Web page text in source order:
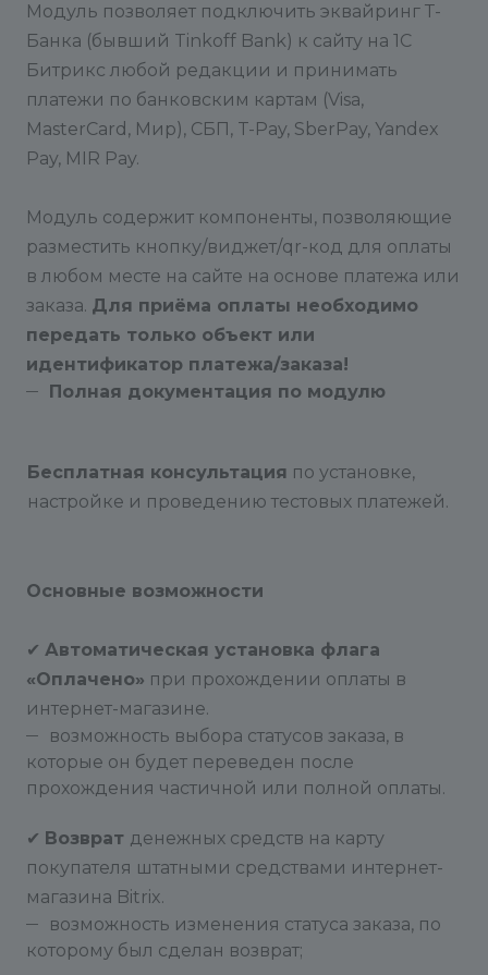
Модуль позволяет подключить эквайринг Т-
Банка (бывший Tinkoff Bank) к сайту на 1С
Битрикс любой редакции и принимать
платежи по банковским картам (Visa,
MasterCard, Мир), СБП, T-Pay, SberPay, Yandex
Pay, MIR Pay.
Модуль содержит компоненты, позволяющие
разместить кнопку/виджет/qr-код для оплаты
в любом месте на сайте на основе платежа или
заказа. Для приёма оплаты необходимо
передать только объект или
идентификатор платежа/заказа!
Полная документация по модулю
Бесплатная консультация по установке,
настройке и проведению тестовых платежей.
Основные возможности
✔ Автоматическая установка флага
«Оплачено» при прохождении оплаты в
интернет-магазине.
возможность выбора статусов заказа, в
которые он будет переведен после
прохождения частичной или полной оплаты.
✔ Возврат денежных средств на карту
покупателя штатными средствами интернет-
магазина Bitrix.
возможность изменения статуса заказа, по
которому был сделан возврат;